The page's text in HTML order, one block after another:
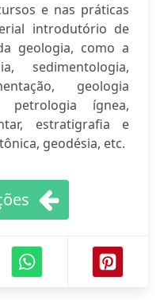
e nas práticas
introdutório de
geologia, como a
sedimentologia,
geologia
petrologia ígnea,
estratigrafia e
geodésia, etc.